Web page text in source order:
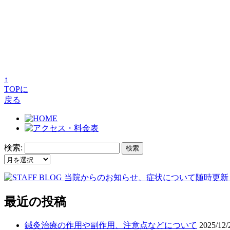
↑
TOPに
戻る
検索:
最近の投稿
鍼灸治療の作用や副作用、注意点などについて 2025/12/